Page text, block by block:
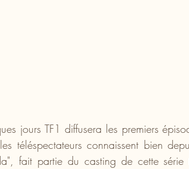
jours TF1 diffusera les premiers
téléspectateurs connaissent bien
fait partie du casting de cette série